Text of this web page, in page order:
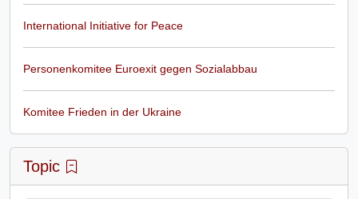
International Initiative for Peace
Personenkomitee Euroexit gegen Sozialabbau
Komitee Frieden in der Ukraine
Topic